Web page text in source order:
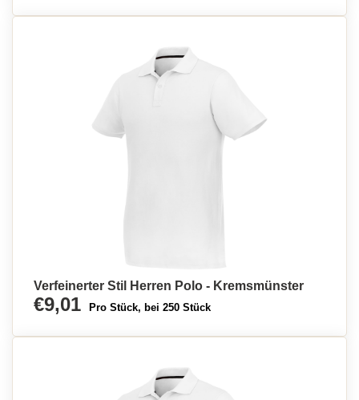
Verfeinerter Stil Herren Polo - Kremsmünster
€9,01 Pro Stück, bei 250 Stück